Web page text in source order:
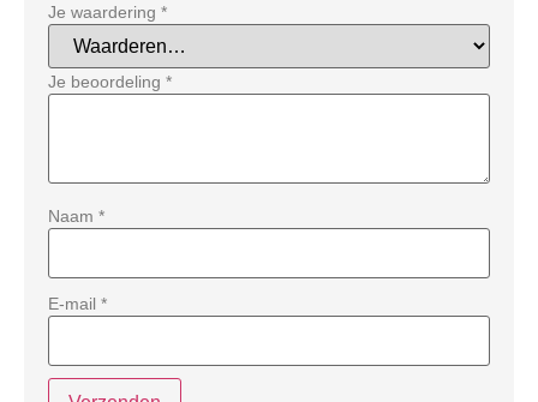
Je waardering *
Je beoordeling *
Naam *
E-mail *